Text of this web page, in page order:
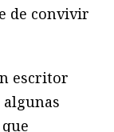
de convivir
escritor